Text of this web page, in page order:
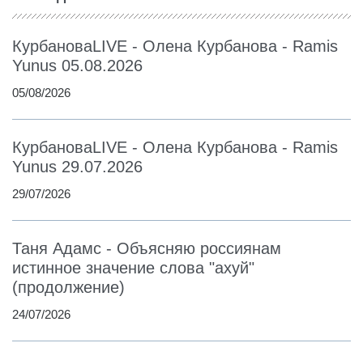
КурбановаLIVE - Олена Курбанова - Ramis
Yunus 05.08.2026
05/08/2026
КурбановаLIVE - Олена Курбанова - Ramis
Yunus 29.07.2026
29/07/2026
Таня Адамс - Объясняю россиянам
истинное значение слова "ахуй"
(продолжение)
24/07/2026